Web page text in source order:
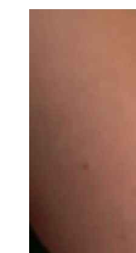
Parque
Santana de Parnaíba
do Bom Jesus